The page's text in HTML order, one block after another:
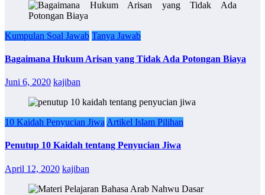
Kumpulan Soal Jawab Tanya Jawab
Bagaimana Hukum Arisan yang Tidak Ada Potongan Biaya
Juni 6, 2020 kajiban
10 Kaidah Penyucian Jiwa Artikel Islam Pilihan
Penutup 10 Kaidah tentang Penyucian Jiwa
April 12, 2020 kajiban